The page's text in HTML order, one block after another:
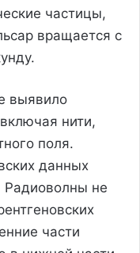
частицы,
вращается с
выявило
нити,
поля.
данных
Радиоволны не
части